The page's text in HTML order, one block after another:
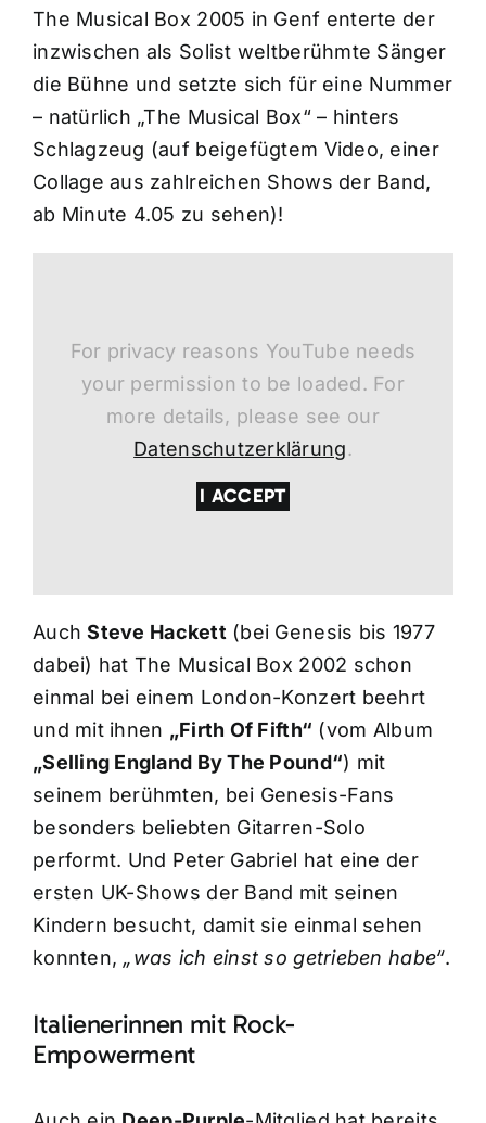
The Musical Box 2005 in Genf enterte der
inzwischen als Solist weltberühmte Sänger
die Bühne und setzte sich für eine Nummer
– natürlich „The Musical Box“ – hinters
Schlagzeug (auf beigefügtem Video, einer
Collage aus zahlreichen Shows der Band,
ab Minute 4.05 zu sehen)!
For privacy reasons YouTube needs
your permission to be loaded. For
more details, please see our
Datenschutzerklärung.
I ACCEPT
AuchSteve Hackett(bei Genesis bis 1977
dabei) hat The Musical Box 2002 schon
einmal bei einem London-Konzert beehrt
und mit ihnen „Firth Of Fifth“ (vom Album
„Selling England By The Pound“) mit
seinem berühmten, bei Genesis-Fans
besonders beliebten Gitarren-Solo
performt. Und Peter Gabriel hat eine der
ersten UK-Shows der Band mit seinen
Kindern besucht, damit sie einmal sehen
konnten, „was ich einst so getrieben habe“.
Italienerinnen mit Rock-
Empowerment